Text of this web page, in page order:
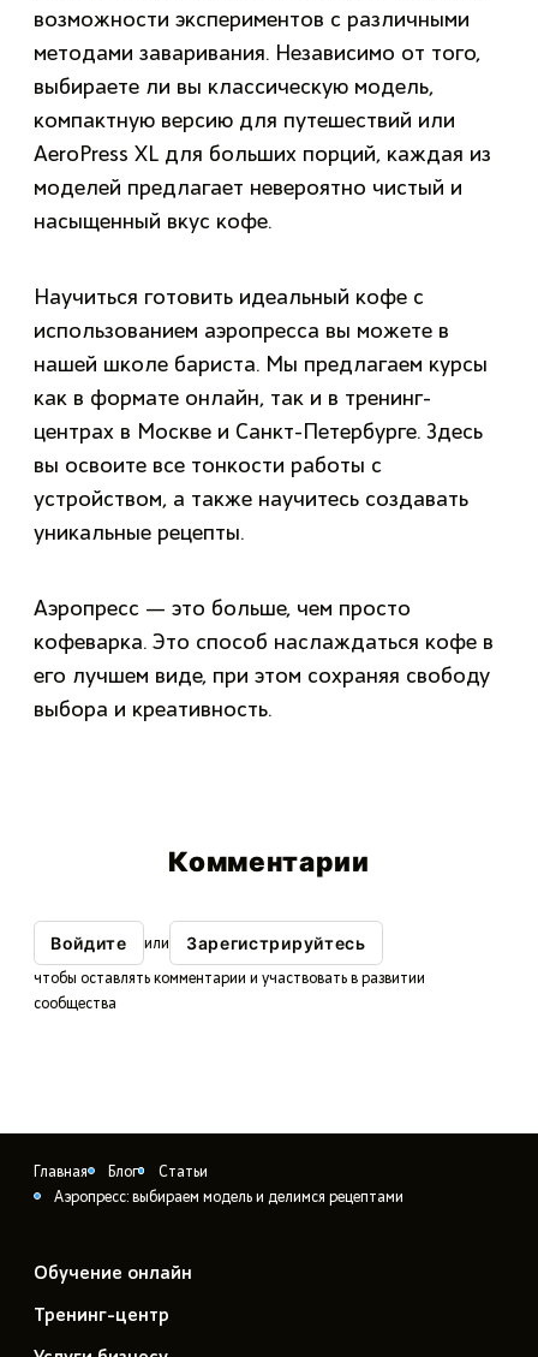
возможности экспериментов с различными
методами заваривания. Независимо от того,
выбираете ли вы классическую модель,
компактную версию для путешествий или
AeroPress XL для больших порций, каждая из
моделей предлагает невероятно чистый и
насыщенный вкус кофе.
Научиться готовить идеальный кофе с
использованием аэропресса вы можете в
нашей школе бариста. Мы предлагаем курсы
как в формате онлайн, так и в тренинг-
центрах в Москве и Санкт-Петербурге. Здесь
вы освоите все тонкости работы с
устройством, а также научитесь создавать
уникальные рецепты.
Аэропресс — это больше, чем просто
кофеварка. Это способ наслаждаться кофе в
его лучшем виде, при этом сохраняя свободу
выбора и креативность.
Комментарии
Войдите или Зарегистрируйтесь
чтобы оставлять комментарии и участвовать в развитии
сообщества
Главная Блог
Статьи
Аэропресс: выбираем модель и делимся рецептами
Обучение онлайн
Тренинг-центр